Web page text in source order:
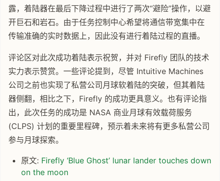
露，着陆器在最后下降过程中进行了两次“避险”操作，以避
开巨石和岩石。由于任务控制中心希望将通信带宽集中在
传输准确的实时数据上，因此没有进行着陆过程的直播。
评论区对此次成功着陆表示祝贺，并对 Firefly 团队的技术
实力表示赞赏。一些评论提到，尽管 Intuitive Machines
公司之前也实现了私营公司月球软着陆的突破，但其着陆
器侧翻，相比之下，Firefly 的成功更具意义。也有评论指
出，此次任务的成功是 NASA 商业月球有效载荷服务
(CLPS) 计划的重要里程碑，预示着未来将有更多私营公司
参与月球探索。
原文: Firefly ‘Blue Ghost’ lunar lander touches down
on the moon